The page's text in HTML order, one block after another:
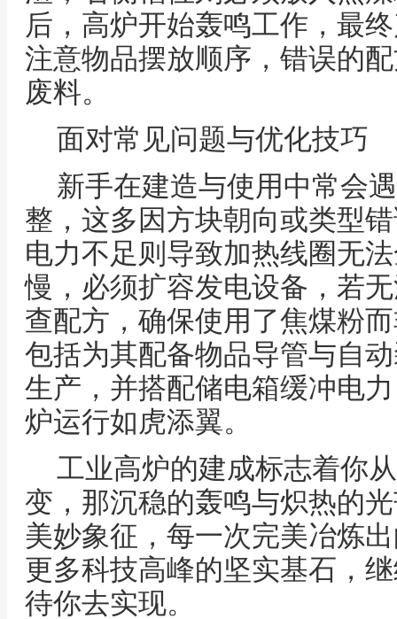
后，高炉开始轰鸣工作，最
注意物品摆放顺序，错误的
废料。
面对常见问题与优化技巧
新手在建造与使用中常会
整，这多因方块朝向或类型
电力不足则导致加热线圈无
慢，必须扩容发电设备，若
查配方，确保使用了焦煤粉
包括为其配备物品导管与自
生产，并搭配储电箱缓冲电
炉运行如虎添翼。
工业高炉的建成标志着你
变，那沉稳的轰鸣与炽热的
美妙象征，每一次完美冶炼
更多科技高峰的坚实基石，
待你去实现。